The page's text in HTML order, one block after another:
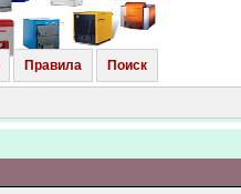
Правила Поиск